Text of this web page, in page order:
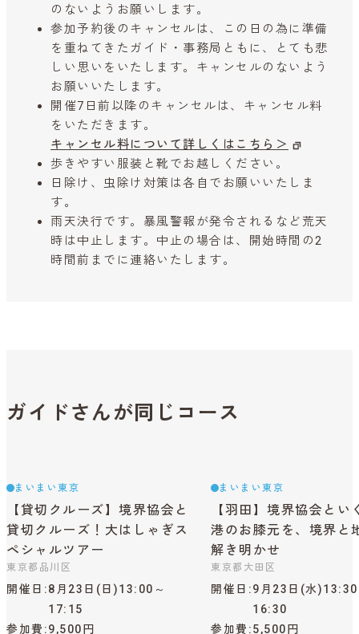
のないようお願いします。
参加予約後のキャンセルは、この日の為に準備
を重ねてきたガイド・事務局ともに、とても悲
しい思いをいたします。キャンセルのないよう
お願いいたします。
開催7日前以降のキャンセルは、キャンセル料
をいただきます。
キャンセル料について詳しくはこちら＞
歩きやすい服装と靴でお越しください。
日除け、虫除け対策は各自でお願いいたしま
す。
雨天決行です。暴風警報が発令されるなど荒天
時は中止します。中止の場合は、開始時間の2
時間前までに連絡いたします。
ガイドさんが同じコース
まいまい東京
【貸切クルーズ】境界協会と
貸切クルーズ！大はしゃぎス
ペシャルツアー
東京都品川区
開催日
8月23日(日)13:00～
17:15
参加費 9,500円
まいまい東京
【羽田】境界協会とい
港のお膝元を、境界と
解き明かせ
東京都大田区
開催日
9月23日(水
16:30
参加費 5,500円